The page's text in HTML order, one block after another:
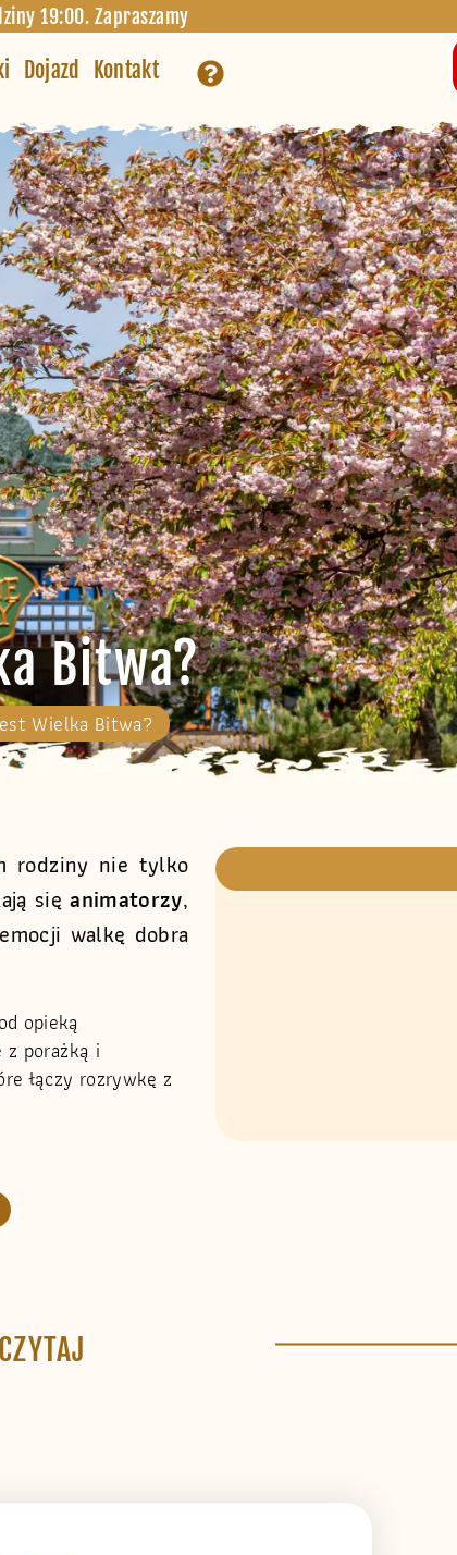
19:00. Zapraszamy
Dojazd Kontakt
Bitwa?
Wielka Bitwa?
rodziny nie tylko
sięanimatorzy,
walkę dobra
opieką
z porażką i
łączy rozrywkę z